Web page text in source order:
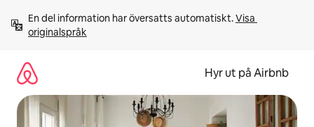
innehåll
En del information har översatts automatiskt. Visa
originalspråk
Hyr ut på Airbnb